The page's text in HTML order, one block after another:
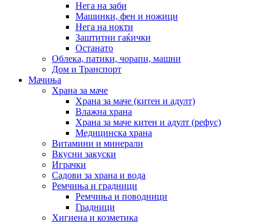
Нега на заби
Машинки, фен и ножици
Нега на нокти
Заштитни гаќички
Останато
Облека, патики, чорапи, машни
Дом и Транспорт
Мачиња
Храна за маче
Храна за маче (китен и адулт)
Влажна храна
Храна за маче китен и адулт (рефус)
Медицинска храна
Витамини и минерали
Вкусни закуски
Играчки
Садови за храна и вода
Ремчиња и градници
Ремчиња и поводници
Градници
Хигиена и козметика